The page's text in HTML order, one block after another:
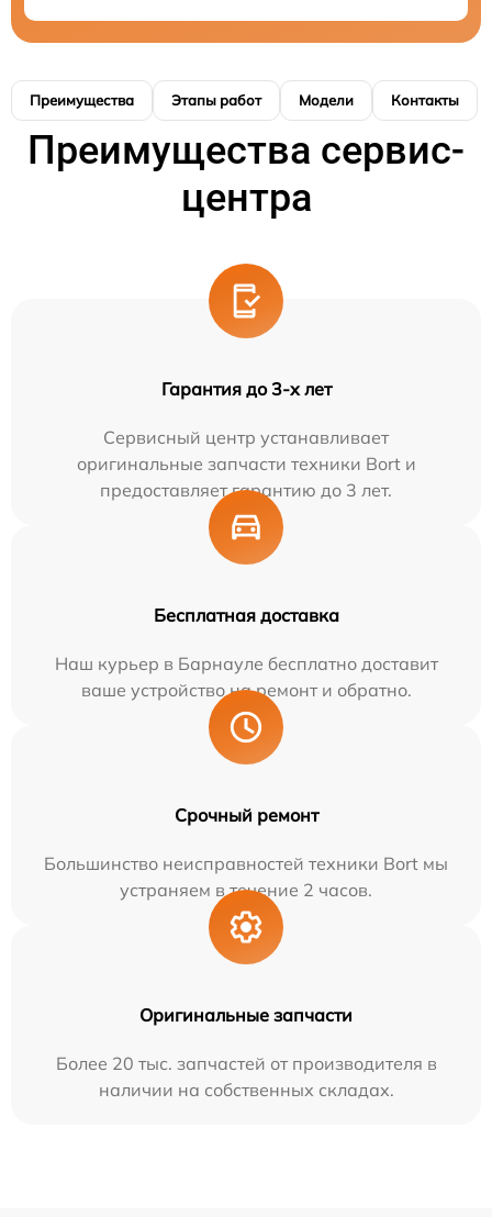
Преимущества Этапы работ Модели Контакты
Преимущества сервис-
центра
Гарантия до 3-х лет
Сервисный центр устанавливает
оригинальные запчасти техники Bort и
предоставляет гарантию до 3 лет.
Бесплатная доставка
Наш курьер в Барнауле бесплатно доставит
ваше устройство на ремонт и обратно.
Срочный ремонт
Большинство неисправностей техники Bort мы
устраняем в течение 2 часов.
Оригинальные запчасти
Более 20 тыс. запчастей от производителя в
наличии на собственных складах.